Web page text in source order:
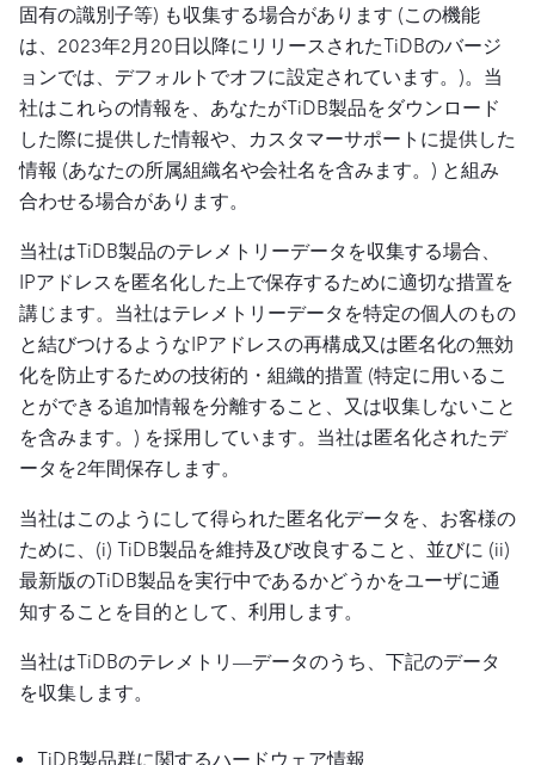
固有の識別子等) も収集する場合があります (この機能
は、2023年2月20日以降にリリースされたTiDBのバージ
ョンでは、デフォルトでオフに設定されています。)。当
社はこれらの情報を、あなたがTiDB製品をダウンロード
した際に提供した情報や、カスタマーサポートに提供した
情報 (あなたの所属組織名や会社名を含みます。) と組み
合わせる場合があります。
当社はTiDB製品のテレメトリーデータを収集する場合、
IPアドレスを匿名化した上で保存するために適切な措置を
講じます。当社はテレメトリーデータを特定の個人のもの
と結びつけるようなIPアドレスの再構成又は匿名化の無効
化を防止するための技術的・組織的措置 (特定に用いるこ
とができる追加情報を分離すること、又は収集しないこと
を含みます。) を採用しています。当社は匿名化されたデ
ータを2年間保存します。
当社はこのようにして得られた匿名化データを、お客様の
ために、(i) TiDB製品を維持及び改良すること、並びに (ii)
最新版のTiDB製品を実行中であるかどうかをユーザに通
知することを目的として、利用します。
当社はTiDBのテレメトリ―データのうち、下記のデータ
を収集します。
TiDB製品群に関するハードウェア情報